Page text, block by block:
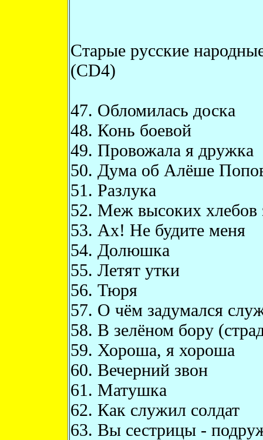
Старые русские
(CD4)
47. Обломилась доска
48. Конь боевой
49. Провожала я дружка
50. Дума об Алёше
51. Разлука
52. Меж высоких хлебов
53. Ах! Не будите меня
54. Долюшка
55. Летят утки
56. Тюря
57. О чём задумался
58. В зелёном бору
59. Хороша, я хороша
60. Вечерний звон
61. Матушка
62. Как служил солдат
63. Вы сестрицы -